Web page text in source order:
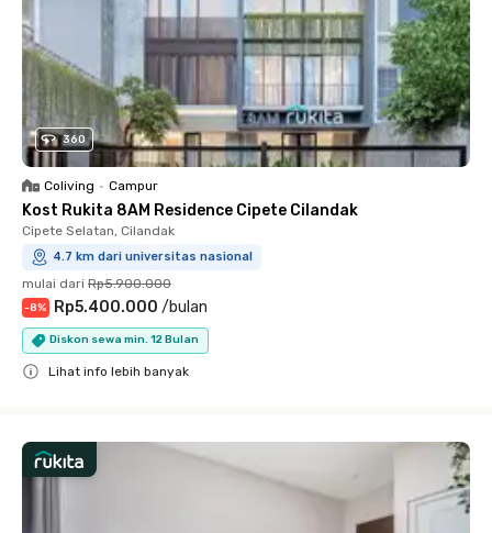
360
Coliving • Campur
Kost Rukita 8AM Residence Cipete Cilandak
Cipete Selatan, Cilandak
4.7 km dari universitas nasional
mulai dari Rp5.900.000
-8% Rp5.400.000 /bulan
Diskon sewa min. 12 Bulan
Lihat info lebih banyak